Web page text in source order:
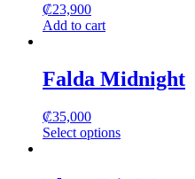
₡23,900
Add to cart
Falda Midnight
₡35,000
Select options